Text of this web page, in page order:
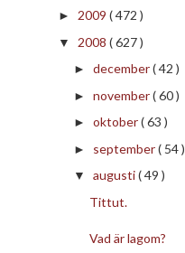
► 2009 ( 472 )
▼ 2008 ( 627 )
► december( 42 )
► november( 60 )
► oktober( 63 )
► september( 54 )
▼ augusti( 49 )
Tittut.
Vad är lagom?